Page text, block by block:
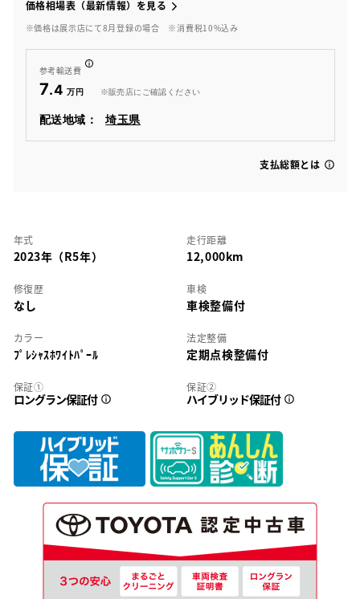
価格相場表（最新情報）を見る
※価格は展示店にて8月登録の場合 ※消費税10%込み
参考輸送費
7.4 ※販売店にご確認ください
配送地域： 埼玉県
支払総額とは
年式
2023年（R5年）
走行距離
12,000km
修復歴
なし
車検
車検整備付
カラー
ﾌﾟﾚｼｬｽﾎﾜｲﾄﾊﾟｰﾙ
法定整備
定期点検整備付
保証①
ロングラン保証付
保証②
ハイブリッド保証付